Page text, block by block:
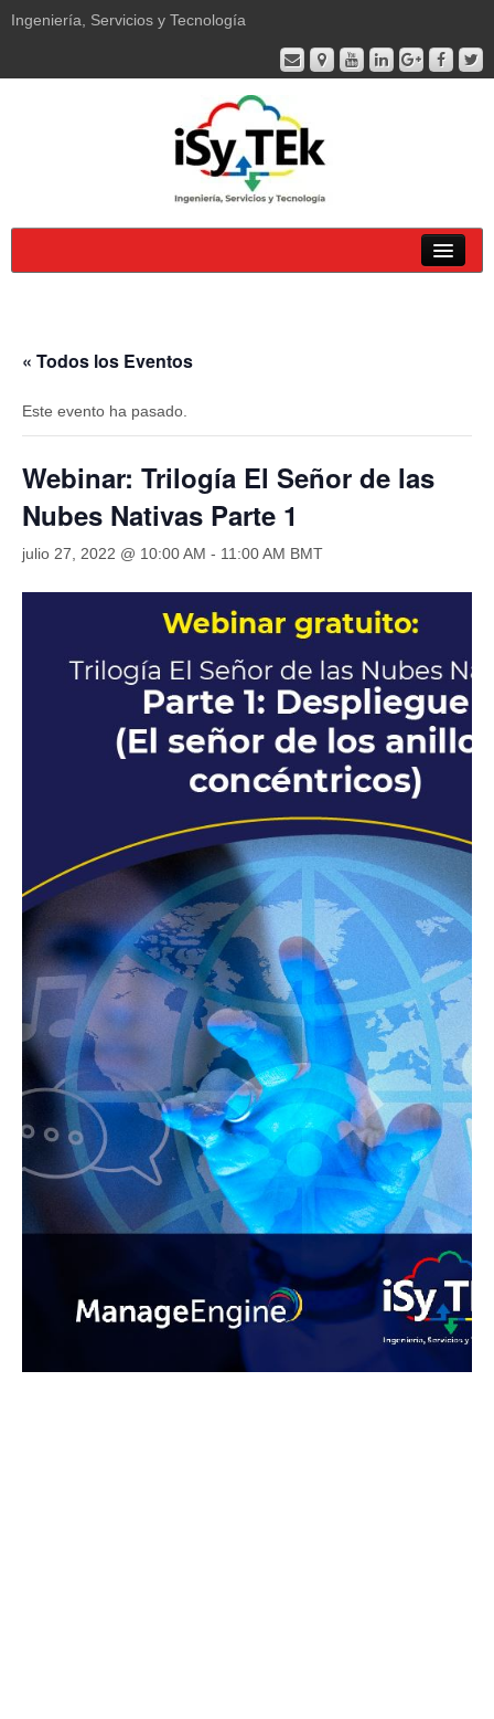
Ingeniería, Servicios y Tecnología
Empresa
Soporte
BLOG
« Todos los Eventos
Este evento ha pasado.
Webinar: Trilogía El Señor de las
Nubes Nativas Parte 1
julio 27, 2022 @ 10:00 AM - 11:00 AM BMT